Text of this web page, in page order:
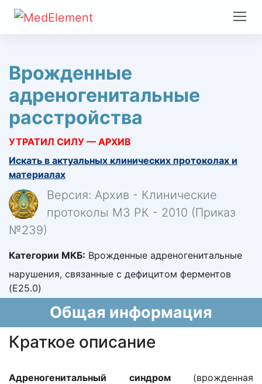
Врожденные
адреногенитальные
расстройства
УТРАТИЛ СИЛУ — АРХИВ
Искать в актуальных клинических протоколах и
материалах
Версия: Архив - Клинические
протоколы МЗ РК - 2010 (Приказ
№239)
Категории МКБ: Врожденные адреногенитальные
нарушения, связанные с дефицитом ферментов
(E25.0)
Общая информация
Краткое описание
Адреногенитальный синдром (врожденная